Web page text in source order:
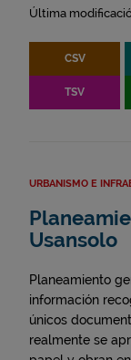
Última
CSV
TSV
URBANISMO E
Usansolo
Planeamiento
información
únicos
realmente se